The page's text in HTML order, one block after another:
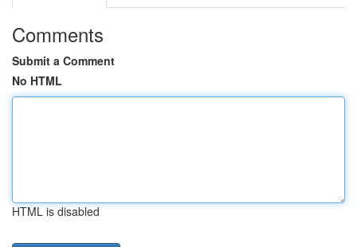
Comments
Submit a Comment
No HTML
HTML is disabled